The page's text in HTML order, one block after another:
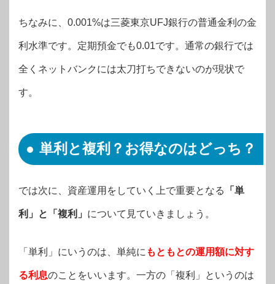
ちなみに、0.001%は三菱東京UFJ銀行の普通金利の金
利水準です。定期預金でも0.01です。通常の銀行では
全くネットバンクには太刀打ちできないのが現状で
す。
単利と複利？お得なのはどっち？
では次に、資産運用をしていく上で重要となる 「単
利」と「複利」 について見ていきましょう。
「単利」にいうのは、単純に もともとの運用額に対す
る利息のことをいいます。一方の「複利」というのは